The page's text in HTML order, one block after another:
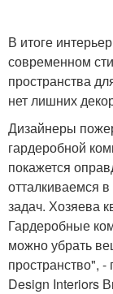
В итоге
современном
пространства
нет лишних
Дизайнеры
гардеробной
покажется
отталкиваемся
задач. Хозяева
Гардеробные
можно убрать
пространство", -
Design Interiors